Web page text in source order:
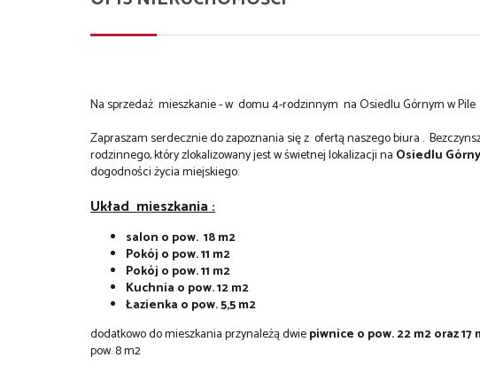
Na sprzedaż mieszkanie - w domu 4-rodzinnym na Osiedlu Górnym w Pile
Zapraszam serdecznie do zapoznania się z ofertą naszego biura .
rodzinnego, który zlokalizowany jest w świetnej lokalizacji na Osiedlu
dogodności życia miejskiego.
Układ mieszkania :
salon o pow. 18 m2
Pokój o pow. 11 m2
Pokój o pow. 11 m2
Kuchnia o pow. 12 m2
Łazienka o pow. 5,5 m2
dodatkowo do mieszkania przynależą dwiepiwnice o pow. 22 m2 oraz 17
pow. 8 m2